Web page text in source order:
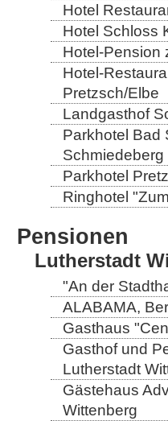
Hotel
Hotel Schloss
Hotel-Pension
Hotel-
Pretzsch/Elbe
Landgasthof
Parkhotel Bad
Schmiedeberg
Parkhotel
Ringhotel
Pensionen
Lutherstadt
"An der
ALABAMA,
Gasthaus
Gasthof und
Lutherstadt
Gästehaus
Wittenberg